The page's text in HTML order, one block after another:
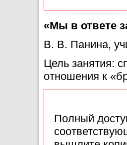
«Мы в ответе
В. В. Панина,
Цель занятия:
отношения к
Полный